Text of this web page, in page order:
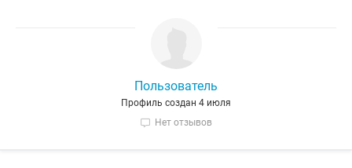
Пользователь
Профиль создан 4 июля
Нет отзывов